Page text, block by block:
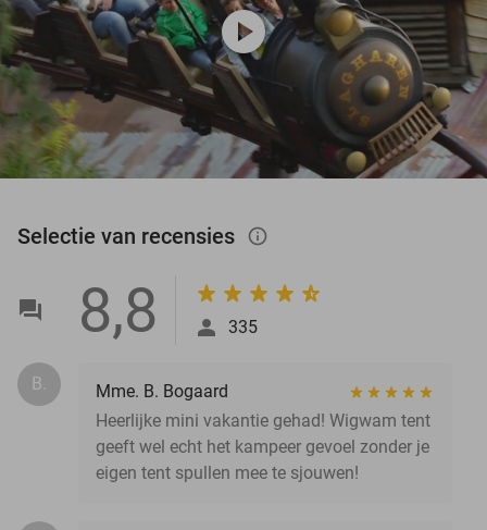
play_circle
Selectie van recensies info_outlined
8,8 335
B.
Mme. B. Bogaard
Heerlijke mini vakantie gehad! Wigwam tent
geeft wel echt het kampeer gevoel zonder je
eigen tent spullen mee te sjouwen!